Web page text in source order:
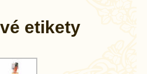
etikety